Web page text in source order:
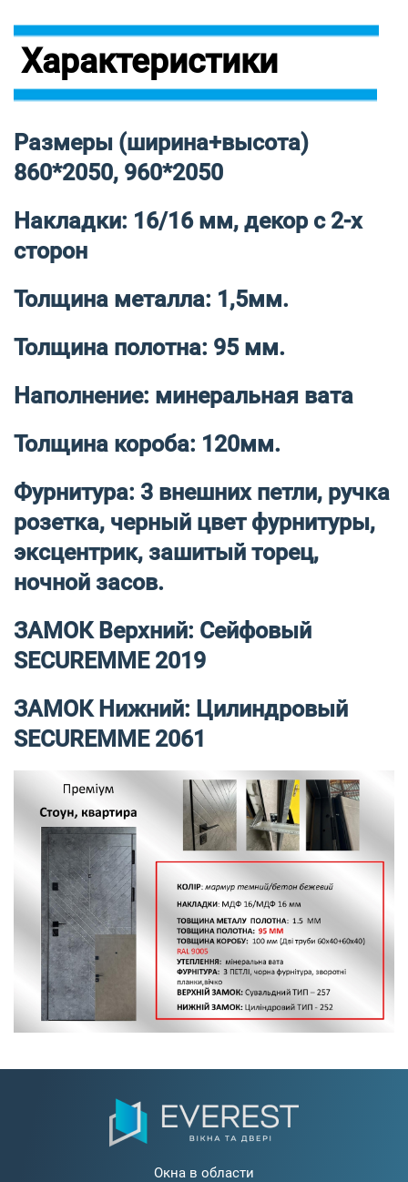
Характеристики
Размеры (ширина+высота)
860*2050, 960*2050
Накладки: 16/16 мм, декор с 2-х
сторон
Толщина металла: 1,5мм.
Толщина полотна: 95 мм.
Наполнение: минеральная вата
Толщина короба: 120мм.
Фурнитура: 3 внешних петли, ручка
розетка, черный цвет фурнитуры,
эксцентрик, зашитый торец,
ночной засов.
ЗАМОК Верхний: Сейфовый
SECUREMME 2019
ЗАМОК Нижний: Цилиндровый
SECUREMME 2061
Окна в области